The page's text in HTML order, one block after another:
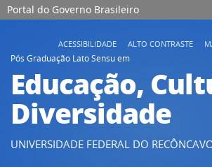
Portal do Governo Brasileiro
ACESSIBILIDADE ALTO CONTRASTE
Pós Graduação Lato Sensu em
Educação,
Diversidade
UNIVERSIDADE FEDERAL DO